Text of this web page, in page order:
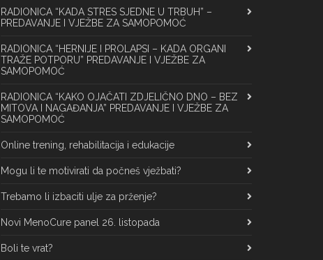
RADIONICA “KADA STRES SJEDNE U TRBUH” –
PREDAVANJE I VJEŽBE ZA SAMOPOMOĆ
RADIONICA “HERNIJE I PROLAPSI – KADA ORGANI
TRAŽE POTPORU” PREDAVANJE I VJEŽBE ZA
SAMOPOMOĆ
RADIONICA “KAKO OJAČATI ZDJELIČNO DNO – BEZ
MITOVA I NAGAĐANJA” PREDAVANJE I VJEŽBE ZA
SAMOPOMOĆ
Online trening, rehabilitacija i edukacije
Mogu li te motivirati da počneš vježbati?
Trebamo li izbaciti ulje za prženje?
Novi MenoCure panel 26. listopada
Boli te vrat?